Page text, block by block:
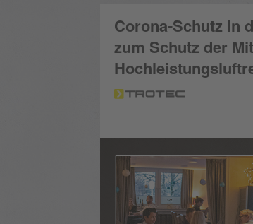
Corona-Schutz in
zum Schutz der